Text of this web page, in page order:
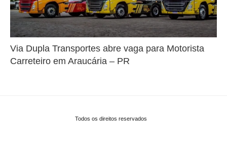
Via Dupla Transportes abre vaga para Motorista
Carreteiro em Araucária – PR
Todos os direitos reservados